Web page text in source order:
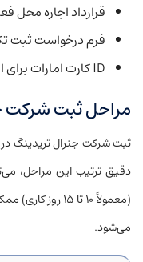
قرارداد اجاره محل
فرم درخواست ثبت
ID کارت امارات برای افرادی که اقامت دارند.
مراحل ثبت شرکت
ثبت شرکت جنرال تریدینگ
دقیق ترتیب این مراحل،
(معمولاً ۱۰ تا
می‌شود.